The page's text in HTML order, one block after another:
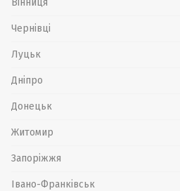
Чернівці
Луцьк
Дніпро
Донецьк
Житомир
Запоріжжя
Івано-Франківськ